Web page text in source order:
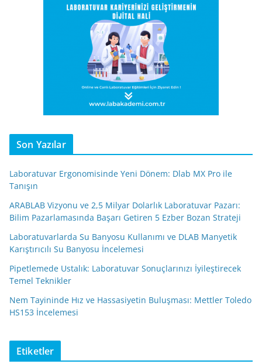
Son Yazılar
Laboratuvar Ergonomisinde Yeni Dönem: Dlab MX Pro ile
Tanışın
ARABLAB Vizyonu ve 2,5 Milyar Dolarlık Laboratuvar Pazarı:
Bilim Pazarlamasında Başarı Getiren 5 Ezber Bozan Strateji
Laboratuvarlarda Su Banyosu Kullanımı ve DLAB Manyetik
Karıştırıcılı Su Banyosu İncelemesi
Pipetlemede Ustalık: Laboratuvar Sonuçlarınızı İyileştirecek
Temel Teknikler
Nem Tayininde Hız ve Hassasiyetin Buluşması: Mettler Toledo
HS153 İncelemesi
Etiketler